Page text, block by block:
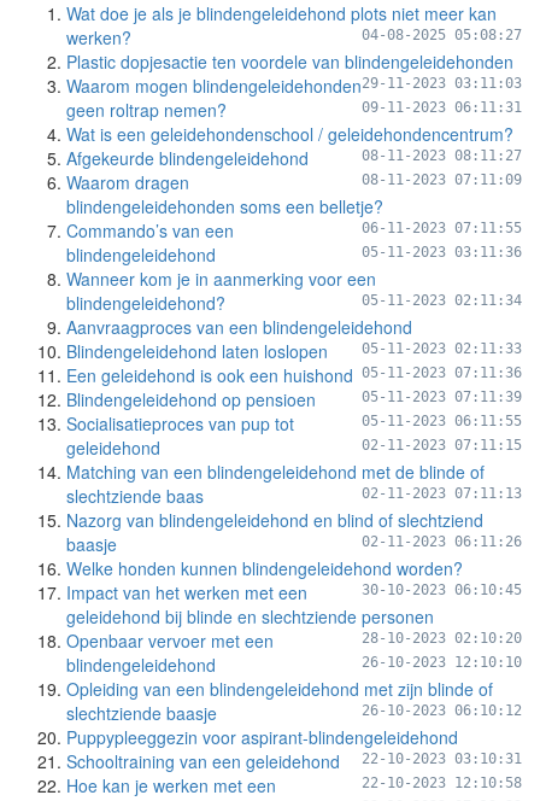
Wat doe je als je blindengeleidehond plots niet meer kan
werken?
04-08-2025 05:08:27
Plastic dopjesactie ten voordele van blindengeleidehonden
29-11-2023 03:11:03
Waarom mogen blindengeleidehonden
geen roltrap nemen?
09-11-2023 06:11:31
Wat is een geleidehondenschool / geleidehondencentrum?
08-11-2023 08:11:27
Afgekeurde blindengeleidehond
08-11-2023 07:11:09
Waarom dragen
blindengeleidehonden soms een belletje?
06-11-2023 07:11:55
Commando’s van een
blindengeleidehond
05-11-2023 03:11:36
Wanneer kom je in aanmerking voor een
blindengeleidehond?
05-11-2023 02:11:34
Aanvraagproces van een blindengeleidehond
05-11-2023 02:11:33
Blindengeleidehond laten loslopen
05-11-2023 07:11:36
Een geleidehond is ook een huishond
05-11-2023 07:11:39
Blindengeleidehond op pensioen
05-11-2023 06:11:55
Socialisatieproces van pup tot
geleidehond
02-11-2023 07:11:15
Matching van een blindengeleidehond met de blinde of
slechtziende baas
02-11-2023 07:11:13
Nazorg van blindengeleidehond en blind of slechtziend
baasje
02-11-2023 06:11:26
Welke honden kunnen blindengeleidehond worden?
30-10-2023 06:10:45
Impact van het werken met een
geleidehond bij blinde en slechtziende personen
28-10-2023 02:10:20
Openbaar vervoer met een
blindengeleidehond
26-10-2023 12:10:10
Opleiding van een blindengeleidehond met zijn blinde of
slechtziende baasje
26-10-2023 06:10:12
Puppypleeggezin voor aspirant-blindengeleidehond
22-10-2023 03:10:31
Schooltraining van een geleidehond
22-10-2023 12:10:58
Hoe kan je werken met een